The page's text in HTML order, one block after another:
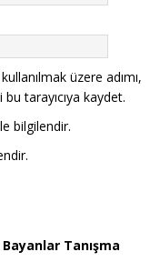
üzere adımı,
tarayıcıya kaydet.
bilgilendir.
Tanışma